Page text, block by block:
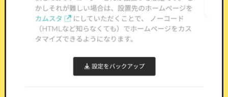
マイページに並ぶポイント消費ボタン